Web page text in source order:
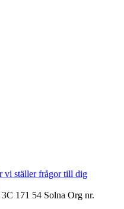
vi ställer frågor till dig
3C 171 54 Solna Org nr.